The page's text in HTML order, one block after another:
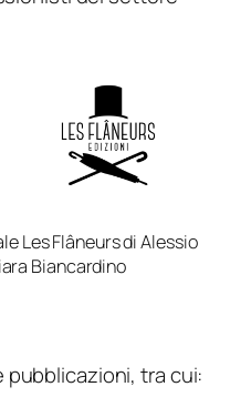
Les Flâneurs di Alessio
Biancardino
tra cui: